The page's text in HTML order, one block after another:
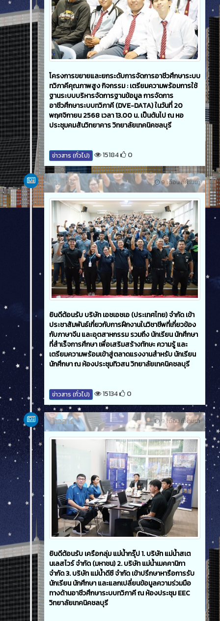
โครงการขยายและยกระดับการจัดการอาชีวศึกษาระบบ
ทวิภาคีคุณภาพสูง กิจกรรม : เตรียมความพร้อมการใช้
ฐานระบบบริหารจัดการฐานข้อมูล การจัดการ
อาชีวศึกษาระบบทวิภาคี (DVE-DATA) ในวันที่ 20
พฤศจิกายน 2568 เวลา 13.00 น. เป็นต้นไป ณ หอ
ประชุมคมสันวิทยาคาร วิทยาลัยเทคนิคชลบุรี
ข่าวสาร (ทั่วไป) 15184 0
9 เดือน ที่ผ่านมา
ข่าวสาร
ยินดีต้อนรับ บริษัท เอชเอชเอ (ประเทศไทย) จำกัด เข้า
ประชาสัมพันธ์เกี่ยวกับการฝึกงานในวิชาชีพที่เกี่ยวข้อง
กับภาษาจีน และอุตสาหกรรม รวมถึง นักเรียน นักศึกษา
ที่สำเร็จการศึกษา เพื่อเสริมสร้างทักษะ ความรู้ และ
เตรียมความพร้อมเข้าสู่ตลาดแรงงานสำหรับ นักเรียน
นักศึกษา ณ ห้องประชุมทิวสน วิทยาลัยเทคนิคชลบุรี
ข่าวสาร (ทั่วไป) 15134 0
9 เดือน ที่ผ่านมา
ข่าวสาร
ยินดีต้อนรับ เครือกลุ่ม แม่น้ำกรุ๊ป 1. บริษัท แม่น้ำสเต
นเลสไวร์ จำกัด (มหาชน) 2. บริษัท แม่น้ำเมคคานิกา
จำกัด 3. บริษัท แม่น้ำดีซี จำกัด เข้าปรึกษาหารือการรับ
นักเรียน นักศึกษา และแลกเปลี่ยนข้อมูลความร่วมมือ
ทางด้านอาชีวศึกษาระบบทวิภาคี ณ ห้องประชุม EEC
วิทยาลัยเทคนิคชลบุรี